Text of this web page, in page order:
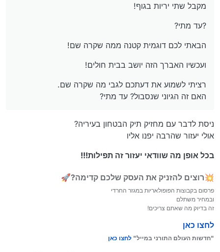
מקבל שתי יריות בגוף!
?עד מתי?
הבאתי לכם דוגמית קטנה ממה שקרה שם!
ועכשיו האברך הזה יושב בבית חולים!
רציתי לשמוע את דעתכם לגבי מה שקרה שם.
האם זה הגיוני שנסבול? עד מתי?
ניסת לדבר עם מחזיק תיק הבטחון בעיריה?
אולי יעזור שהרבה יפנו אליו
בכל אופן מה שוודאי יעזור זה תפילות!!!
💥רוצים להזניק את העסק שלכם קדימה?🚀
פרסום בקבוצות הפופולאריות במגזר החרדי
ובמחיר משתלם
זה בדיוק מה שאתם צריכים!
לחצו כאן
"חדשות העולם התורני במייל" לחצו כאן